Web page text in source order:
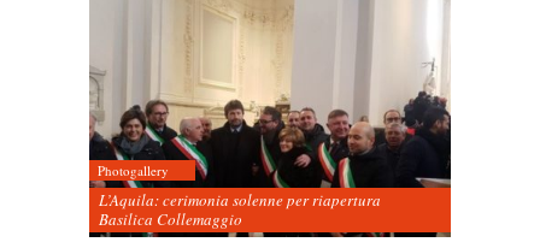
Photogallery
L’Aquila: cerimonia solenne per riapertura
Basilica Collemaggio